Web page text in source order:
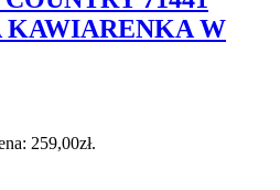
KAWIARENKA W
259,00zł.